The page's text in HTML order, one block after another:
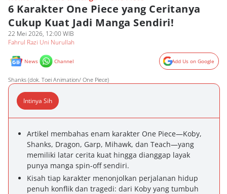
6 Karakter One Piece yang Ceritanya
Cukup Kuat Jadi Manga Sendiri!
22 Mei 2026, 12:00 WIB
Fahrul Razi Uni Nurullah
News Channel Add Us on Google
Shanks (dok. Toei Animation/ One Piece)
Intinya Sih
Artikel membahas enam karakter One Piece—Koby,
Shanks, Dragon, Garp, Mihawk, dan Teach—yang
memiliki latar cerita kuat hingga dianggap layak
punya manga spin-off sendiri.
Kisah tiap karakter menonjolkan perjalanan hidup
penuh konflik dan tragedi: dari Koby yang tumbuh